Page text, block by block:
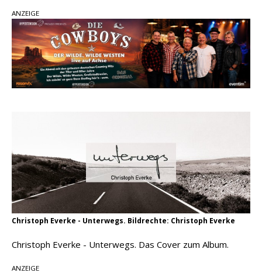
„Choosin‘ Texas“ gehört zu den größten Hits
aller Zeiten
pez veröffentlicht neue Single „Late Night
Talks“ – eine Hymne auf unvergessliche
Sommernächte
Morgan Wallen, Dolly Parton und Riley Green im
ANZEIGE
Christoph Everke - Unterwegs. Bildrechte: Christoph Everke
Christoph Everke - Unterwegs. Das Cover zum Album.
ANZEIGE